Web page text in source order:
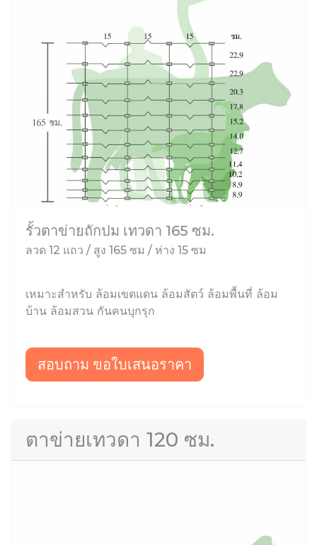
รั้วตาข่ายถักปม เทวดา 165 ซม.
ลวด 12 แถว / สูง 165 ซม / ห่าง 15 ซม
เหมาะสำหรับ ล้อมเขตแดน ล้อมสัตว์ ล้อมพื้นที่ ล้อม
บ้าน ล้อมสวน กันคนบุกรุก
สอบถาม ขอใบเสนอราคา
ตาข่ายเทวดา 120 ซม.